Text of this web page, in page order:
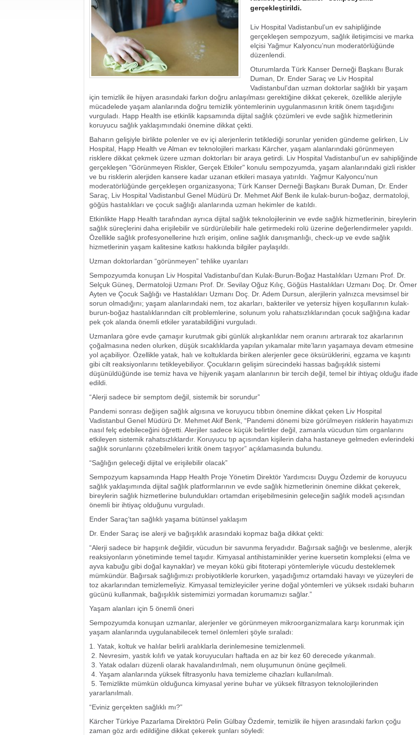
gerçekleştirildi.
Liv Hospital Vadistanbul’un ev sahipliğinde
gerçekleşen sempozyum, sağlık iletişimcisi ve marka
elçisi Yağmur Kalyoncu’nun moderatörlüğünde
düzenlendi.
Oturumlarda Türk Kanser Derneği Başkanı Burak
Duman, Dr. Ender Saraç ve Liv Hospital
Vadistanbul’dan uzman doktorlar sağlıklı bir yaşam
için temizlik ile hijyen arasındaki farkın doğru anlaşılması gerektiğine dikkat çekerek, özellikle alerjiyle
mücadelede yaşam alanlarında doğru temizlik yöntemlerinin uygulanmasının kritik önem taşıdığını
vurguladı. Happ Health ise etkinlik kapsamında dijital sağlık çözümleri ve evde sağlık hizmetlerinin
koruyucu sağlık yaklaşımındaki önemine dikkat çekti.
Baharın gelişiyle birlikte polenler ve ev içi alerjenlerin tetiklediği sorunlar yeniden gündeme gelirken, Liv
Hospital, Happ Health ve Alman ev teknolojileri markası Kärcher, yaşam alanlarındaki görünmeyen
risklere dikkat çekmek üzere uzman doktorları bir araya getirdi. Liv Hospital Vadistanbul’un ev sahipliğinde
gerçekleşen "Görünmeyen Riskler, Gerçek Etkiler" konulu sempozyumda, yaşam alanlarındaki gizli riskler
ve bu risklerin alerjiden kansere kadar uzanan etkileri masaya yatırıldı. Yağmur Kalyoncu'nun
moderatörlüğünde gerçekleşen organizasyona; Türk Kanser Derneği Başkanı Burak Duman, Dr. Ender
Saraç, Liv Hospital Vadistanbul Genel Müdürü Dr. Mehmet Akif Benk ile kulak-burun-boğaz, dermatoloji,
göğüs hastalıkları ve çocuk sağlığı alanlarında uzman hekimler de katıldı.
Etkinlikte Happ Health tarafından ayrıca dijital sağlık teknolojilerinin ve evde sağlık hizmetlerinin, bireylerin
sağlık süreçlerini daha erişilebilir ve sürdürülebilir hale getirmedeki rolü üzerine değerlendirmeler yapıldı.
Özellikle sağlık profesyonellerine hızlı erişim, online sağlık danışmanlığı, check-up ve evde sağlık
hizmetlerinin yaşam kalitesine katkısı hakkında bilgiler paylaşıldı.
Uzman doktorlardan “görünmeyen” tehlike uyarıları
Sempozyumda konuşan Liv Hospital Vadistanbul’dan Kulak-Burun-Boğaz Hastalıkları Uzmanı Prof. Dr.
Selçuk Güneş, Dermatoloji Uzmanı Prof. Dr. Sevilay Oğuz Kılıç, Göğüs Hastalıkları Uzmanı Doç. Dr. Ömer
Ayten ve Çocuk Sağlığı ve Hastalıkları Uzmanı Doç. Dr. Adem Dursun, alerjilerin yalnızca mevsimsel bir
sorun olmadığını; yaşam alanlarındaki nem, toz akarları, bakteriler ve yetersiz hijyen koşullarının kulak-
burun-boğaz hastalıklarından cilt problemlerine, solunum yolu rahatsızlıklarından çocuk sağlığına kadar
pek çok alanda önemli etkiler yaratabildiğini vurguladı.
Uzmanlara göre evde çamaşır kurutmak gibi günlük alışkanlıklar nem oranını artırarak toz akarlarının
çoğalmasına neden olurken, düşük sıcaklıklarda yapılan yıkamalar mite’ların yaşamaya devam etmesine
yol açabiliyor. Özellikle yatak, halı ve koltuklarda biriken alerjenler gece öksürüklerini, egzama ve kaşıntı
gibi cilt reaksiyonlarını tetikleyebiliyor. Çocukların gelişim sürecindeki hassas bağışıklık sistemi
düşünüldüğünde ise temiz hava ve hijyenik yaşam alanlarının bir tercih değil, temel bir ihtiyaç olduğu ifade
edildi.
“Alerji sadece bir semptom değil, sistemik bir sorundur”
Pandemi sonrası değişen sağlık algısına ve koruyucu tıbbın önemine dikkat çeken Liv Hospital
Vadistanbul Genel Müdürü Dr. Mehmet Akif Benk, “Pandemi dönemi bize görülmeyen risklerin hayatımızı
nasıl felç edebileceğini öğretti. Alerjiler sadece küçük belirtiler değil, zamanla vücudun tüm organlarını
etkileyen sistemik rahatsızlıklardır. Koruyucu tıp açısından kişilerin daha hastaneye gelmeden evlerindeki
sağlık sorunlarını çözebilmeleri kritik önem taşıyor” açıklamasında bulundu.
“Sağlığın geleceği dijital ve erişilebilir olacak”
Sempozyum kapsamında Happ Health Proje Yönetim Direktör Yardımcısı Duygu Özdemir de koruyucu
sağlık yaklaşımında dijital sağlık platformlarının ve evde sağlık hizmetlerinin önemine dikkat çekerek,
bireylerin sağlık hizmetlerine bulundukları ortamdan erişebilmesinin geleceğin sağlık modeli açısından
önemli bir ihtiyaç olduğunu vurguladı.
Ender Saraç’tan sağlıklı yaşama bütünsel yaklaşım
Dr. Ender Saraç ise alerji ve bağışıklık arasındaki kopmaz bağa dikkat çekti:
“Alerji sadece bir hapşırık değildir, vücudun bir savunma feryadıdır. Bağırsak sağlığı ve beslenme, alerjik
reaksiyonların yönetiminde temel taşıdır. Kimyasal antihistaminikler yerine kuersetin kompleksi (elma ve
ayva kabuğu gibi doğal kaynaklar) ve meyan kökü gibi fitoterapi yöntemleriyle vücudu desteklemek
mümkündür. Bağırsak sağlığımızı probiyotiklerle korurken, yaşadığımız ortamdaki havayı ve yüzeyleri de
toz akarlarından temizlemeliyiz. Kimyasal temizleyiciler yerine doğal yöntemleri ve yüksek ısıdaki buharın
gücünü kullanmak, bağışıklık sistemimizi yormadan korumamızı sağlar.”
Yaşam alanları için 5 önemli öneri
Sempozyumda konuşan uzmanlar, alerjenler ve görünmeyen mikroorganizmalara karşı korunmak için
yaşam alanlarında uygulanabilecek temel önlemleri şöyle sıraladı:
1. Yatak, koltuk ve halılar belirli aralıklarla derinlemesine temizlenmeli.
2. Nevresim, yastık kılıfı ve yatak koruyucuları haftada en az bir kez 60 derecede yıkanmalı.
3. Yatak odaları düzenli olarak havalandırılmalı, nem oluşumunun önüne geçilmeli.
4. Yaşam alanlarında yüksek filtrasyonlu hava temizleme cihazları kullanılmalı.
5. Temizlikte mümkün olduğunca kimyasal yerine buhar ve yüksek filtrasyon teknolojilerinden
yararlanılmalı.
“Eviniz gerçekten sağlıklı mı?”
Kärcher Türkiye Pazarlama Direktörü Pelin Gülbay Özdemir, temizlik ile hijyen arasındaki farkın çoğu
zaman göz ardı edildiğine dikkat çekerek şunları söyledi: